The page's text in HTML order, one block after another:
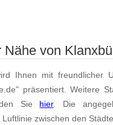
Nähe von
Ihnen mit freundlicher
präsentiert. Weitere
Sie hier. Die
zwischen den